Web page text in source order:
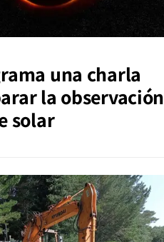
una charla
la observación
solar